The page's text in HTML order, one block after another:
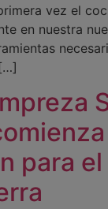
vez el
en nuestra
para el